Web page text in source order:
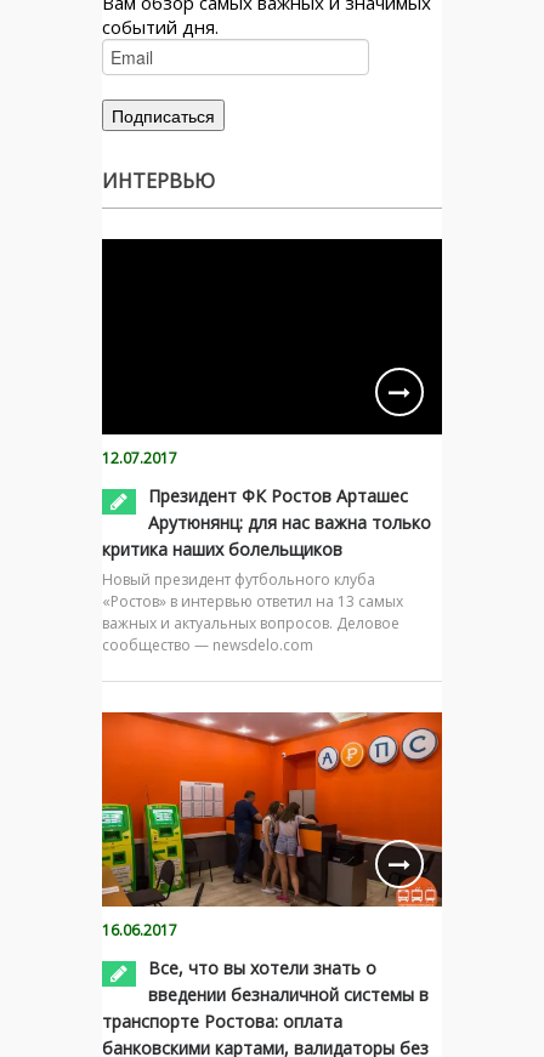
событий дня.
ИНТЕРВЬЮ
12.07.2017
Президент ФК Ростов Арташес
Арутюнянц: для нас важна только
критика наших болельщиков
Новый президент футбольного клуба
«Ростов» в интервью ответил на 13 самых
важных и актуальных вопросов. Деловое
сообщество — newsdelo.com
16.06.2017
Все, что вы хотели знать о
введении безналичной системы в
транспорте Ростова: оплата
банковскими картами, валидаторы без